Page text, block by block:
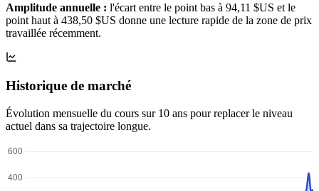
Amplitude annuelle : l'écart entre le point bas à 94,11 $US et le
point haut à 438,50 $US donne une lecture rapide de la zone de prix
travaillée récemment.
Historique de marché
Évolution mensuelle du cours sur 10 ans pour replacer le niveau
actuel dans sa trajectoire longue.